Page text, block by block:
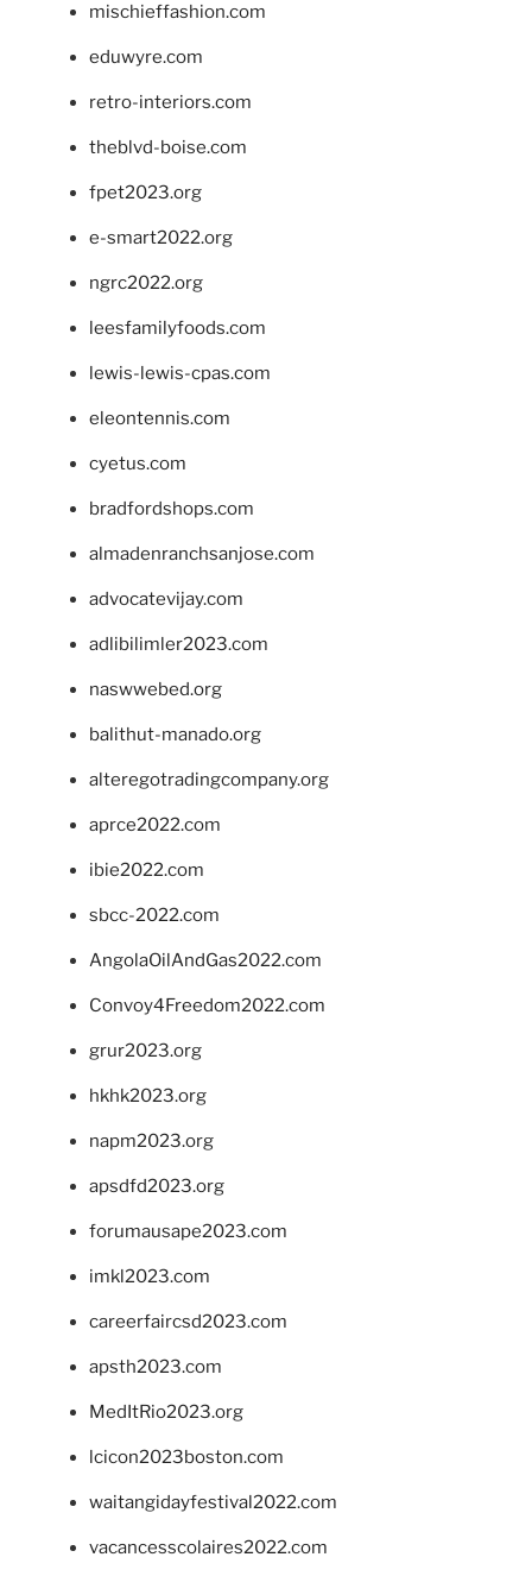
mischieffashion.com
eduwyre.com
retro-interiors.com
theblvd-boise.com
fpet2023.org
e-smart2022.org
ngrc2022.org
leesfamilyfoods.com
lewis-lewis-cpas.com
eleontennis.com
cyetus.com
bradfordshops.com
almadenranchsanjose.com
advocatevijay.com
adlibilimler2023.com
naswwebed.org
balithut-manado.org
alteregotradingcompany.org
aprce2022.com
ibie2022.com
sbcc-2022.com
AngolaOilAndGas2022.com
Convoy4Freedom2022.com
grur2023.org
hkhk2023.org
napm2023.org
apsdfd2023.org
forumausape2023.com
imkl2023.com
careerfaircsd2023.com
apsth2023.com
MedItRio2023.org
lcicon2023boston.com
waitangidayfestival2022.com
vacancesscolaires2022.com